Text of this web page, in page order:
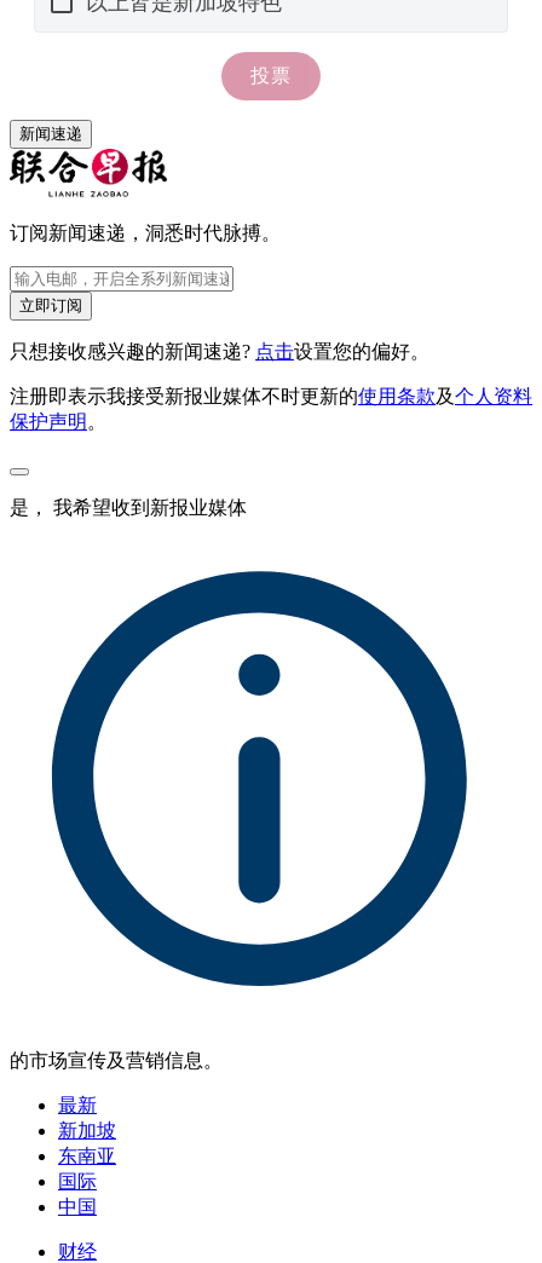
新闻速递
订阅新闻速递，洞悉时代脉搏。
立即订阅
只想接收感兴趣的新闻速递? 点击设置您的偏好。
注册即表示我接受新报业媒体不时更新的使用条款及个人资料
保护声明 。
是， 我希望收到新报业媒体
的市场宣传及营销信息。
最新
新加坡
东南亚
国际
中国
财经